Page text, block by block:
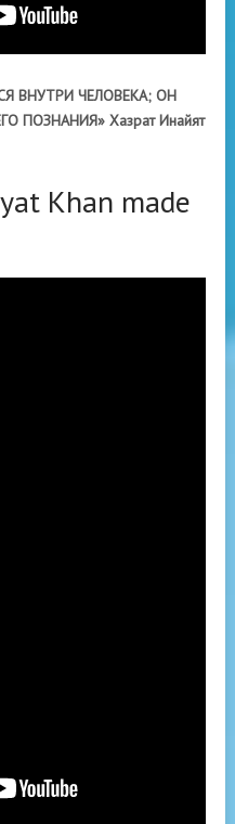
ВНУТРИ ЧЕЛОВЕКА; ОН
ПОЗНАНИЯ» Хазрат Инайят
Khan made